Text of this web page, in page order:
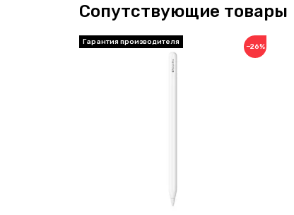
Сопутствующие товары
Гарантия производителя
−26%